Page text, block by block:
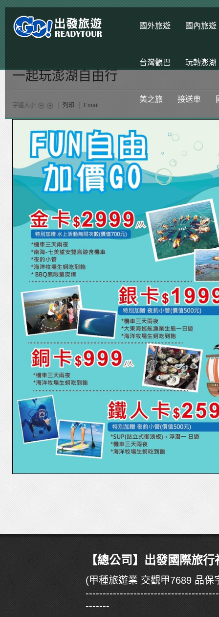
國外旅遊 國內旅遊
台灣觀巴 玩轉澎湖
美之旅 接送車
一起玩澎湖自由行
字體大小 列印 Email
【總公司】出發國際旅
(甲種旅遊業 交觀甲7689 品保
-------